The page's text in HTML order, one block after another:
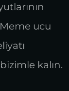
ucu
kalın.